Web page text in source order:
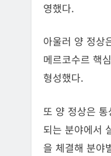
영했다.
아울러 양 정상
메르코수르 핵
형성했다.
또 양 정상은
되는 분야에서
을 체결해 분야